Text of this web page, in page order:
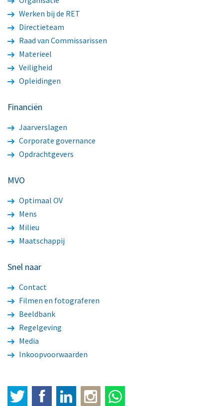
Werken bij de RET
Directieteam
Raad van Commissarissen
Materieel
Veiligheid
Opleidingen
Financiën
Jaarverslagen
Corporate governance
Opdrachtgevers
MVO
Optimaal OV
Mens
Milieu
Maatschappij
Snel naar
Contact
Filmen en fotograferen
Beeldbank
Regelgeving
Media
Inkoopvoorwaarden
Twitter FacebookLinkedIn